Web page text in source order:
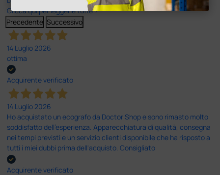
Clicca qui per leggerle tutte >
Precedente Successivo
14 Luglio 2026
ottima
Acquirente verificato
14 Luglio 2026
Ho acquistato un ecografo da Doctor Shop e sono rimasto molto
soddisfatto dell'esperienza. Apparecchiatura di qualità, consegna
nei tempi previsti e un servizio clienti disponibile che ha risposto a
tutti i miei dubbi prima dell'acquisto. Consigliato
Acquirente verificato